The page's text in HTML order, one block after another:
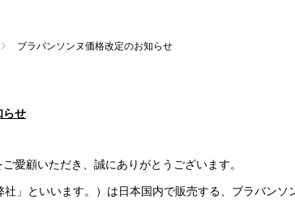
ブラバンソンヌ価格改定のお知らせ
らせ
愛顧いただき、誠にありがとうございます。
」といいます。）は日本国内で販売する、ブラバン